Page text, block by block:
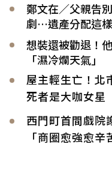
鄭文在／父親告
劇…遺產分配這
想裝還被勸退！
「濕冷爛天氣」
屋主輕生亡！北
死者是大咖女星
西門町首間戲院
「商圈愈強愈辛